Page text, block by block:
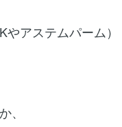
アステムパーム）
、